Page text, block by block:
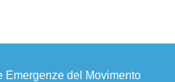
Emergenze del Movimento